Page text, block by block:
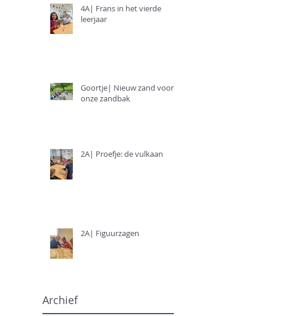
4A| Frans in het vierde
leerjaar
Goortje| Nieuw zand voor
onze zandbak
2A| Proefje: de vulkaan
2A| Figuurzagen
Archief